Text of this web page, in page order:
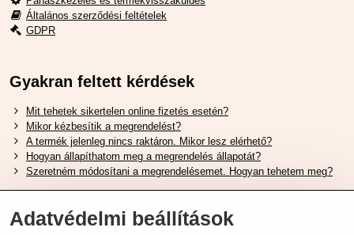
Általános szerződési feltételek
GDPR
Gyakran feltett kérdések
Mit tehetek sikertelen online fizetés esetén?
Mikor kézbesítik a megrendelést?
A termék jelenleg nincs raktáron. Mikor lesz elérhető?
Hogyan állapíthatom meg a megrendelés állapotát?
Szeretném módosítani a megrendelésemet. Hogyan tehetem meg?
Hasznos Linkek
Adatvédelmi beállítások